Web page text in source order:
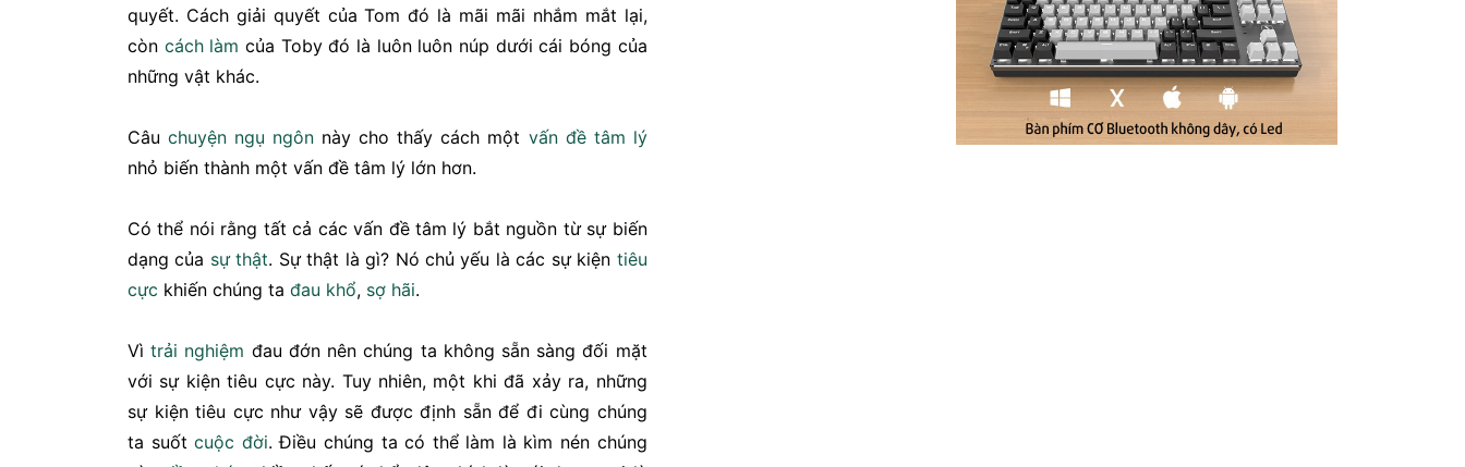
quyết. Cách giải quyết của Tom đó là mãi mãi nhắm mắt lại,
còn cách làm của Toby đó là luôn luôn núp dưới cái bóng của
những vật khác.
Câuchuyện ngụ ngôn này cho thấy cách một vấn đề tâm lý
nhỏ biến thành một vấn đề tâm lý lớn hơn.
Có thể nói rằng tất cả các vấn đề tâm lý bắt nguồn từ sự biến
dạng của sự thật. Sự thật là gì? Nó chủ yếu là các sự kiện tiêu
cực khiến chúng ta đau khổ, sợ hãi.
Vìtrải nghiệm đau đớn nên chúng ta không sẵn sàng đối mặt
với sự kiện tiêu cực này. Tuy nhiên, một khi đã xảy ra, những
sự kiện tiêu cực như vậy sẽ được định sẵn để đi cùng chúng
ta suốtcuộc đời. Điều chúng ta có thể làm là kìm nén chúng